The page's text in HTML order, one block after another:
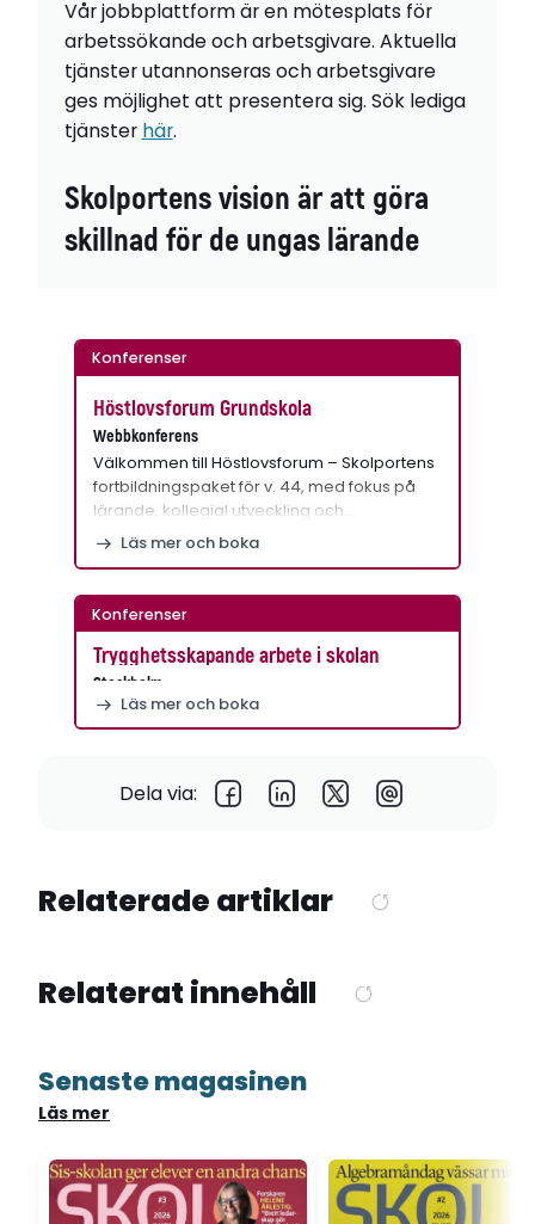
Vår jobbplattform är en mötesplats för
arbetssökande och arbetsgivare. Aktuella
tjänster utannonseras och arbetsgivare
ges möjlighet att presentera sig. Sök lediga
tjänster här.
Skolportens vision är att göra
skillnad för de ungas lärande
Konferenser
Höstlovsforum Grundskola
Webbkonferens
Välkommen till Höstlovsforum – Skolportens
fortbildningspaket för v. 44, med fokus på
lärande, kollegial utveckling och…
Läs mer och boka
Konferenser
Trygghetsskapande arbete i skolan
Stockholm
Läs mer och boka
Dela via:
Relaterade artiklar
Relaterat innehåll
Senaste magasinen
Läs mer